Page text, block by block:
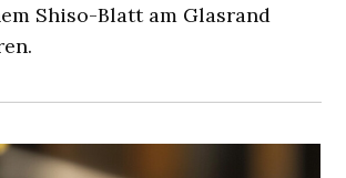
Shiso-Blatt am Glasrand